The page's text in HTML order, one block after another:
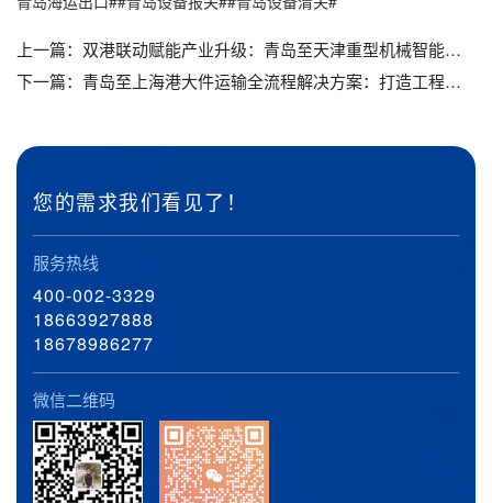
上一篇： 双港联动赋能产业升级：青岛至天津重型机械智能化运输全链路解决方案
下一篇： 青岛至上海港大件运输全流程解决方案：打造工程机械物流服务新标杆
您的需求我们看见了！
服务热线
400-002-3329
18663927888
18678986277
微信二维码